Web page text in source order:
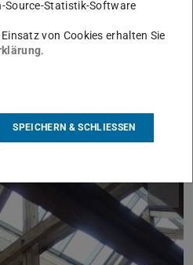
Wir besuchen
Darmstadt, das Hessische
sowie das Architekturbüro
anderem auf die Gestaltung
hat.
Source-Statistik-Software
von Cookies erhalten Sie
.
SPEICHERN & SCHLIESSEN